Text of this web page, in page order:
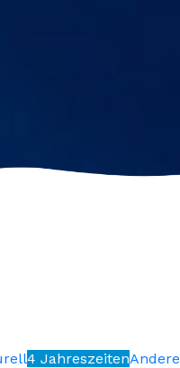
4 JahreszeitenAndere